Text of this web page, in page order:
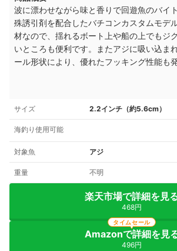
波に漂わせながら味と香りで回遊魚のバイ
殊誘引剤を配合したバチコンカスタムモデ
材なので、揺れるボート上や船の上でもジ
いところも便利です。またアジに吸い込ま
ール形状により、優れたフッキング性能も
サイズ 2.2インチ（約5.6cm）
海釣り使用可能
対象魚 アジ
重量 不明
楽天市場で詳細を見
468円
Amazonで詳細を見
496円
タイムセール